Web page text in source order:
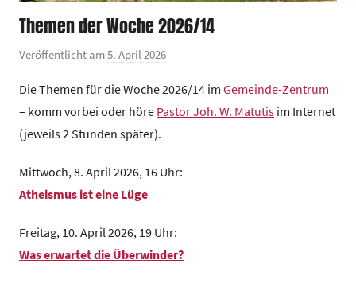
Themen der Woche 2026/14
Veröffentlicht am5. April 2026
n
G
e
d
e
Die Themen für die Woche 2026/14 im Gemeinde-Zentrum
– komm vorbei oder höre Pastor Joh. W. Matutis im Internet
(jeweils 2 Stunden später).
Mittwoch, 8. April 2026, 16 Uhr:
Atheismus ist eine Lüge
Freitag, 10. April 2026, 19 Uhr:
Was erwartet die Überwinder?